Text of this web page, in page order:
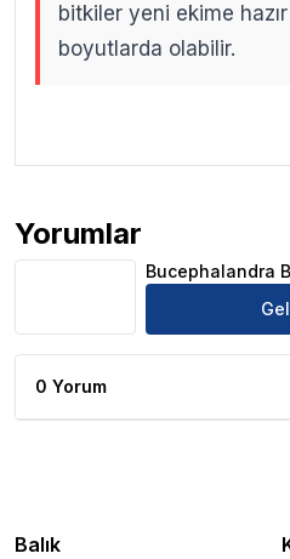
bitkiler yeni ekime
boyutlarda olabilir.
Yorumlar
Bucephalandra Blue Venus
Bucephalandra
0 Yorum
Balık